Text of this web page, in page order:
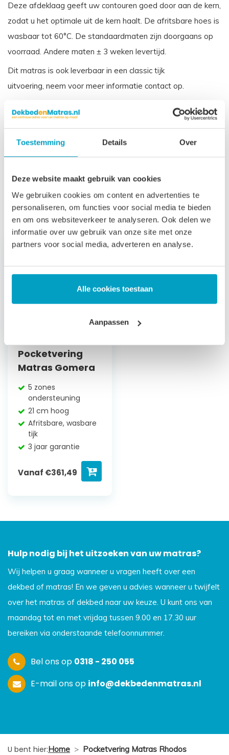
Toestemming Details Over
Deze website maakt gebruik van cookies
We gebruiken cookies om content en advertenties te
personaliseren, om functies voor social media te bieden
en om ons websiteverkeer te analyseren. Ook delen we
informatie over uw gebruik van onze site met onze
partners voor social media, adverteren en analyse.
Alle cookies toestaan
Aanpassen
Deze afdeklaag geeft uw contouren goed door aan de kern,
zodat u het optimale uit de kern haalt. De afritsbare hoes is
wasbaar tot 60°C. De standaardmaten zijn doorgaans op
voorraad. Andere maten ± 3 weken levertijd.
Dit matras is ook leverbaar in een classic tijk
uitvoering, neem voor meer informatie contact op.
2% afwijken in afmeting. Maatwerk matrassen zijn niet
Gerelateerde producten
Pocketvering
Matras Gomera
5 zones
ondersteuning
21 cm hoog
Afritsbare, wasbare
tijk
3 jaar garantie
Vanaf €361,49
Hulp nodig bij het uitzoeken van uw matras?
Wij helpen u graag wanneer u vragen heeft over een
dekbed of matras! En we geven u advies wanneer u twijfelt
over het matras of dekbed naar uw keuze. U kunt ons van
maandag tot en met vrijdag tussen 9.00 en 17.30 uur
bereiken via onderstaande telefoonnummer.
Bel ons op 0318 - 250 055
E-mail ons op info@dekbedenmatras.nl
U bent hier:Home > Pocketvering Matras Rhodos